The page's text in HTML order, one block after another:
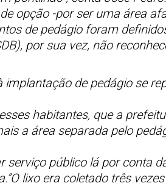
opção -por ser uma área
de pedágio foram
por sua vez, não
implantação de pedágio se
habitantes, que a
a área separada pelo
serviço público lá por conta
lixo era coletado três